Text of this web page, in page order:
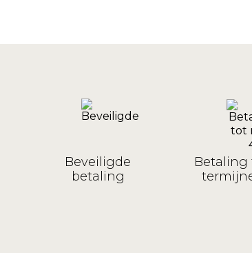
Beveiligde
betaling
Betaling